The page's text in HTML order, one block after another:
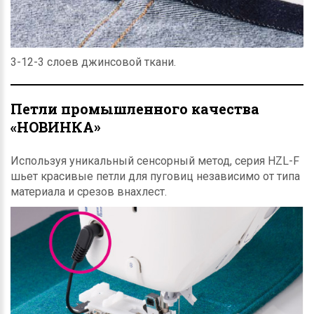
3-12-3 слоев джинсовой ткани.
Петли промышленного качества
«НОВИНКА»
Используя уникальный сенсорный метод, серия HZL-F
шьет красивые петли для пуговиц независимо от типа
материала и срезов внахлест.